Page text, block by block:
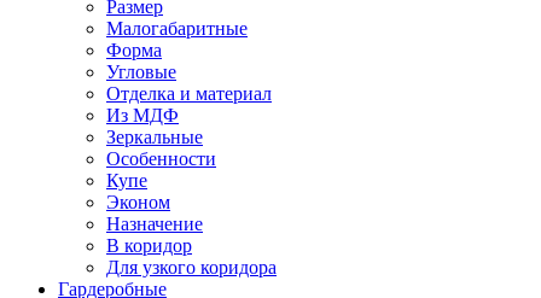
Размер
Малогабаритные
Форма
Угловые
Отделка и материал
Из МДФ
Зеркальные
Особенности
Купе
Эконом
Назначение
В коридор
Для узкого коридора
Гардеробные